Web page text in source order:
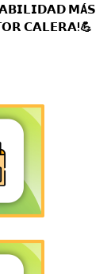
𝗠Á𝗦
𝗖𝗔𝗟𝗘𝗥𝗔!💪